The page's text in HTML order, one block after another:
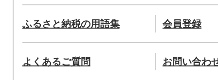
ふるさと納税の用語集 会員登録
よくあるご質問 お問い合わ